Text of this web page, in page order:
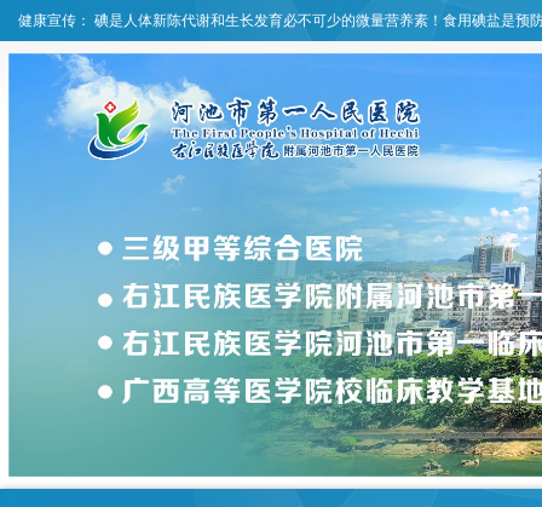
健康宣传： 碘是人体新陈代谢和生长发育必不可少的微量营养素！食用碘盐是预